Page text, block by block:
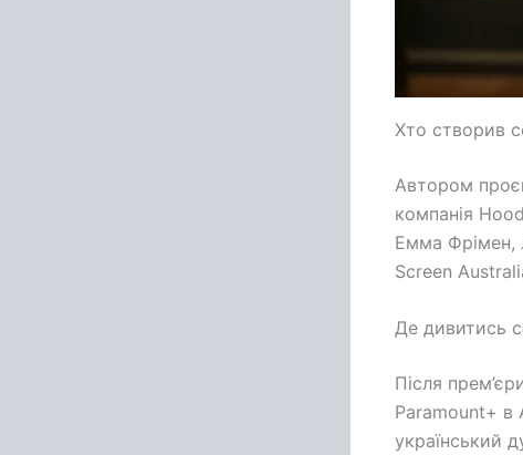
Хто створив
Автором
компанія
Емма Фрімен,
Screen
Де дивитись
Після
Paramount+ в
український